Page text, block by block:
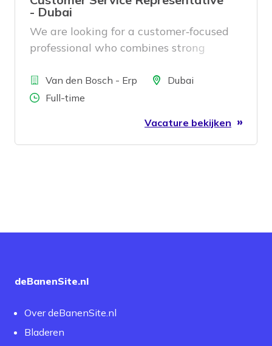
- Dubai
We are looking for a customer‑focused
professional who combines strong
mindset for continuous improvement.
Does this sound like you? Then keep
BedrijfVan den Bosch - Erp LocatieDubai
Aantal uren
Full-time
Vacature bekijken
deBanenSite.nl
Over deBanenSite.nl
Bladeren